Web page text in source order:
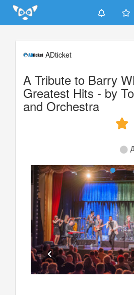
Update cookies preferences
ADticket
A Tribute to Barry
Greatest Hits - by
and Orchestra